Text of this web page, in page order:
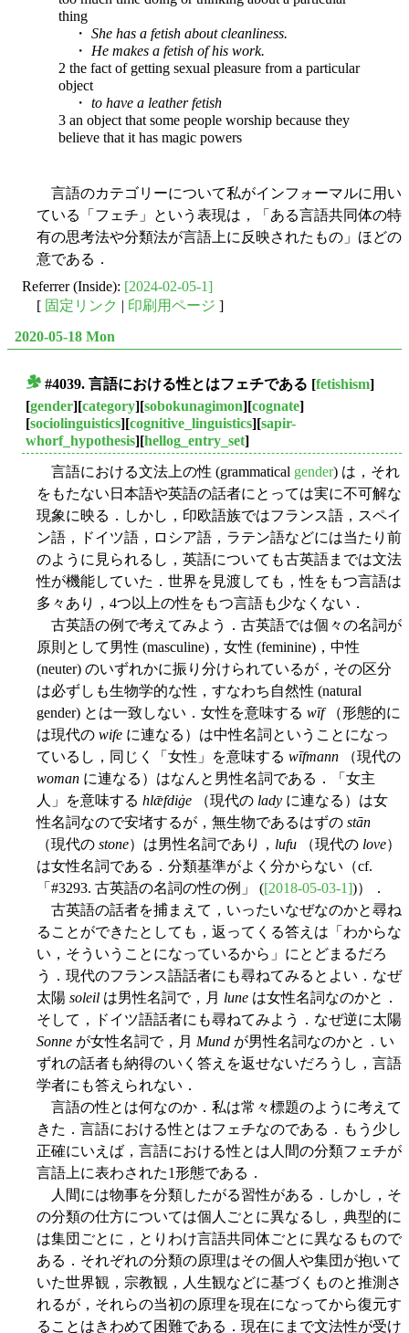
thing
・ She has a fetish about cleanliness.
・ He makes a fetish of his work.
2 the fact of getting sexual pleasure from a particular
object
・ to have a leather fetish
3 an object that some people worship because they
believe that it has magic powers
言語のカテゴリーについて私がインフォーマルに用い
ている「フェチ」という表現は，「ある言語共同体の特
有の思考法や分類法が言語上に反映されたもの」ほどの
意である．
Referrer (Inside): [2024-02-05-1]
[ 固定リンク | 印刷用ページ ]
2020-05-18 Mon
#4039. 言語における性とはフェチである [fetishism]
[gender][category][sobokunagimon][cognate]
[sociolinguistics][cognitive_linguistics][sapir-
whorf_hypothesis][hellog_entry_set]
言語における文法上の性 (grammatical gender) は，それ
をもたない日本語や英語の話者にとっては実に不可解な
現象に映る．しかし，印欧語族ではフランス語，スペイ
ン語，ドイツ語，ロシア語，ラテン語などには当たり前
のように見られるし，英語についても古英語までは文法
性が機能していた．世界を見渡しても，性をもつ言語は
多々あり，4つ以上の性をもつ言語も少なくない．
古英語の例で考えてみよう．古英語では個々の名詞が
原則として男性 (masculine)，女性 (feminine)，中性
(neuter) のいずれかに振り分けられているが，その区分
は必ずしも生物学的な性，すなわち自然性 (natural
gender) とは一致しない．女性を意味する wīf（形態的に
は現代の wife に連なる）は中性名詞ということになっ
ているし，同じく「女性」を意味する wīfmann （現代の
woman に連なる）はなんと男性名詞である．「女主
人」を意味する hlǣfdiġe （現代の lady に連なる）は女
性名詞なので安堵するが，無生物であるはずの stān
（現代の stone）は男性名詞であり， lufu （現代の love）
は女性名詞である．分類基準がよく分からない（cf.
「#3293. 古英語の名詞の性の例」 ([2018-05-03-1])）．
古英語の話者を捕まえて，いったいなぜなのかと尋ね
ることができたとしても，返ってくる答えは「わからな
い，そういうことになっているから」にとどまるだろ
う．現代のフランス語話者にも尋ねてみるとよい．なぜ
太陽 soleil は男性名詞で，月 lune は女性名詞なのかと．
そして，ドイツ語話者にも尋ねてみよう．なぜ逆に太陽
Sonne が女性名詞で，月 Mund が男性名詞なのかと．い
ずれの話者も納得のいく答えを返せないだろうし，言語
学者にも答えられない．
言語の性とは何なのか．私は常々標題のように考えて
きた．言語における性とはフェチなのである．もう少し
正確にいえば，言語における性とは人間の分類フェチが
言語上に表わされた1形態である．
人間には物事を分類したがる習性がある．しかし，そ
の分類の仕方については個人ごとに異なるし，典型的に
は集団ごとに，とりわけ言語共同体ごとに異なるもので
ある．それぞれの分類の原理はその個人や集団が抱いて
いた世界観，宗教観，人生観などに基づくものと推測さ
れるが，それらの当初の原理を現在になってから復元す
ることはきわめて困難である．現在にまで文法性が受け